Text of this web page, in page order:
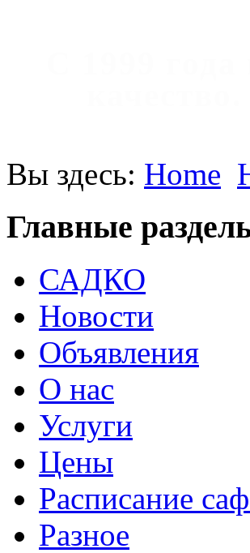
Вы здесь: Home
Главные
САДКО
Новости
Объявления
О нас
Услуги
Цены
Расписание
Разное